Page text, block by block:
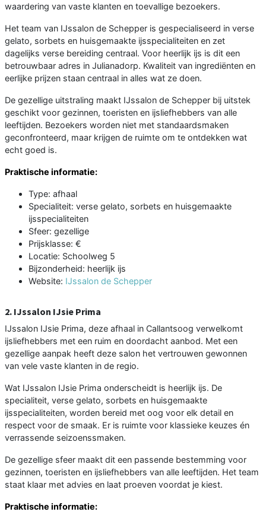
waardering van vaste klanten en toevallige bezoekers.
Het team van IJssalon de Schepper is gespecialiseerd in verse
gelato, sorbets en huisgemaakte ijsspecialiteiten en zet
dagelijks verse bereiding centraal. Voor heerlijk ijs is dit een
betrouwbaar adres in Julianadorp. Kwaliteit van ingrediënten en
eerlijke prijzen staan centraal in alles wat ze doen.
De gezellige uitstraling maakt IJssalon de Schepper bij uitstek
geschikt voor gezinnen, toeristen en ijsliefhebbers van alle
leeftijden. Bezoekers worden niet met standaardsmaken
geconfronteerd, maar krijgen de ruimte om te ontdekken wat
echt goed is.
Praktische informatie:
Type: afhaal
Specialiteit: verse gelato, sorbets en huisgemaakte
ijsspecialiteiten
Sfeer: gezellige
Prijsklasse: €
Locatie: Schoolweg 5
Bijzonderheid: heerlijk ijs
Website: IJssalon de Schepper
2. IJssalon IJsie Prima
IJssalon IJsie Prima, deze afhaal in Callantsoog verwelkomt
ijsliefhebbers met een ruim en doordacht aanbod. Met een
gezellige aanpak heeft deze salon het vertrouwen gewonnen
van vele vaste klanten in de regio.
Wat IJssalon IJsie Prima onderscheidt is heerlijk ijs. De
specialiteit, verse gelato, sorbets en huisgemaakte
ijsspecialiteiten, worden bereid met oog voor elk detail en
respect voor de smaak. Er is ruimte voor klassieke keuzes én
verrassende seizoenssmaken.
De gezellige sfeer maakt dit een passende bestemming voor
gezinnen, toeristen en ijsliefhebbers van alle leeftijden. Het team
staat klaar met advies en laat proeven voordat je kiest.
Praktische informatie: